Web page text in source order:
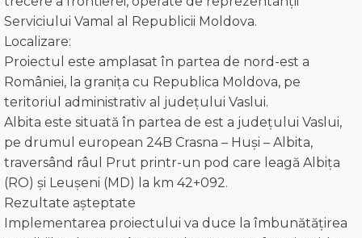
Serviciului Vamal al Republicii Moldova.
Localizare:
Proiectul este amplasat în partea de nord-est a
României, la granița cu Republica Moldova, pe
teritoriul administrativ al județului Vaslui.
Albita este situată în partea de est a județului Vaslui,
pe drumul european 24B Crasna – Huși – Albita,
traversând râul Prut printr-un pod care leagă Albița
(RO) și Leușeni (MD) la km 42+092.
Rezultate așteptate
Implementarea proiectului va duce la îmbunătățirea